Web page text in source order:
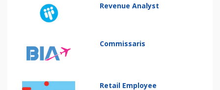
Revenue Analyst
Commissaris
Retail Employee